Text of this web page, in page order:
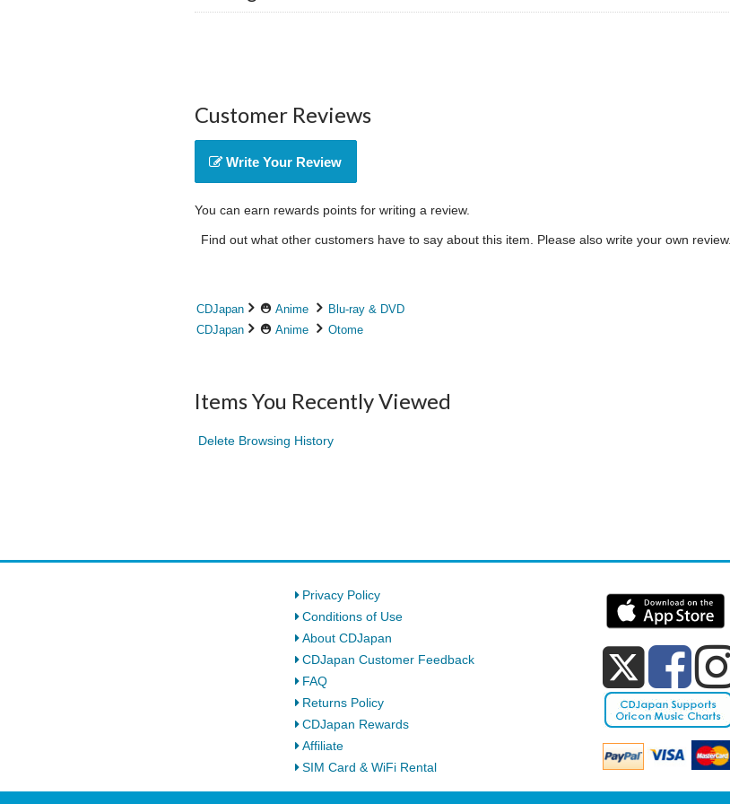
Customer Reviews
Write Your Review
You can earn rewards points for writing a review.
Find out what other customers have to say about this item. Please also write your own review.
CDJapan Anime
Blu-ray & DVD
CDJapan
Anime Otome
Items You Recently Viewed
Delete Browsing History
Privacy Policy
Conditions of Use
About CDJapan
CDJapan Customer Feedback
FAQ
Returns Policy
CDJapan Rewards
Affiliate
SIM Card & WiFi Rental